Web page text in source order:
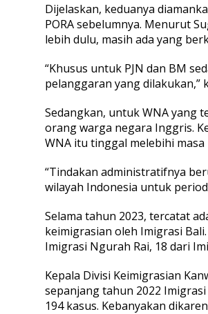
i
6
3
W
A
Dijelaskan, keduanya
PORA sebelumnya. Menurut
lebih dulu, masih ada yang
“Khusus untuk PJN dan BM
pelanggaran yang dilakukan,”
Sedangkan, untuk WNA yang
orang warga negara Inggris.
WNA itu tinggal melebihi
“Tindakan administratifnya
wilayah Indonesia untuk
Selama tahun 2023, tercatat
keimigrasian oleh Imigrasi
Imigrasi Ngurah Rai, 18 dari
Kepala Divisi Keimigrasian
sepanjang tahun 2022
194 kasus. Kebanyakan